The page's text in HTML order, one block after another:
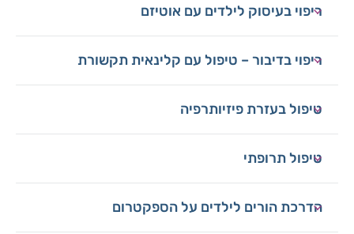
ריפוי בעיסוק לילדים עם אוטיזם
ריפוי בדיבור – טיפול עם קלינאית תקשורת
טיפול בעזרת פיזיותרפיה
טיפול תרופתי
הדרכת הורים לילדים על הספקטרום